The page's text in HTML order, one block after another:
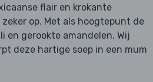
flair en krokante
op. Met als hoogtepunt de
en gerookte amandelen. Wij
deze hartige soep in een mum